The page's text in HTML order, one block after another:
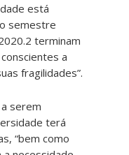
está
semestre
terminam
a
fragilidades”.
serem
terá
“bem como